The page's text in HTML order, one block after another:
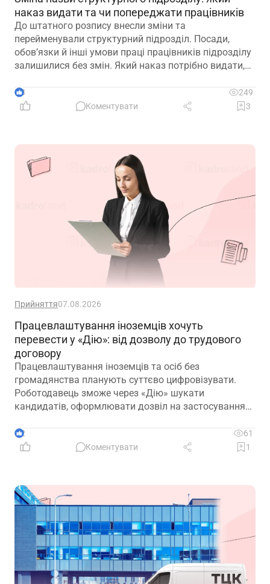
наказ видати та чи попереджати працівників
До штатного розпису внесли зміни та
перейменували структурний підрозділ. Посади,
обов’язки й інші умови праці працівників підрозділу
залишилися без змін. Який наказ потрібно видати,
підрозділі з новою назвою: про переведення чи
переміщення? Чи потрібно вносити записи до
зміною істотних умов праці? Наприклад, працівник
був обліковцем тваринного комплексу, а після
перейменування працює у свинофермі.
3
249
Коментувати
3
Прийняття07.08.2026
Працевлаштування іноземців хочуть
перевести у «Дію»: від дозволу до трудового
договору
Працевлаштування іноземців та осіб без
громадянства планують суттєво цифровізувати.
Роботодавець зможе через «Дію» шукати
кандидатів, оформлювати дозвіл на застосування
прийняття на роботу
2
61
Коментувати
1